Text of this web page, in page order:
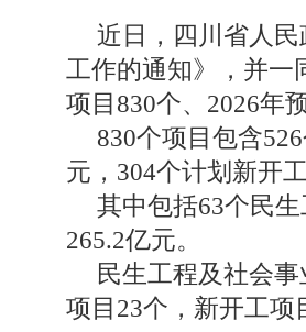
近日，四川省人
工作的通知》，并一
项目830个、2026年
830个项目包含
元，304个计划新开
其中包括63个民
265.2亿元。
民生工程及社会
项目23个，新开工项